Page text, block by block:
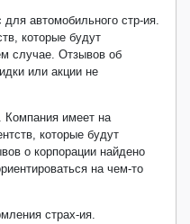
автомобильного стр-ия.
которые будут
случае. Отзывов об
или акции не
Компания имеет на
которые будут
о корпорации найдено
на чем-то
страх-ия.